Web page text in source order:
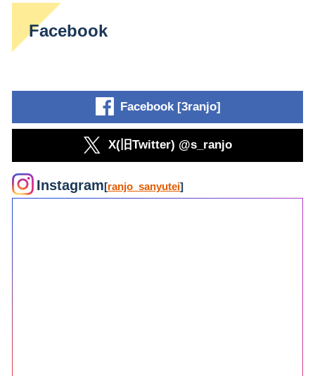
Facebook
Facebook [3ranjo]
X(旧Twitter) @s_ranjo
Instagram[ranjo_sanyutei]